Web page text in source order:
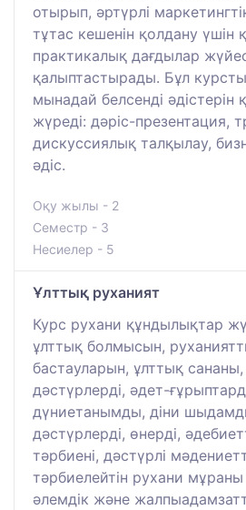
отырып, әртүрлі
тұтас кешенін қолдану үшін
практикалық дағдылар
қалыптастырады. Бұл
мынадай белсенді әдістерін
жүреді: дәріс-презентация,
дискуссиялық талқылау,
әдіс.
Оқу жылы - 2
Семестр - 3
Несиелер - 5
Ұлттық руханият
Курс рухани құндылықтар
ұлттық болмысын,
бастауларын, ұлттық
дәстүрлерді, әдет-
дүниетанымды, діни
дәстүрлерді, өнерді,
тәрбиені, дәстүрлі
тәрбиелейтін рухани мұраны
әлемдік және